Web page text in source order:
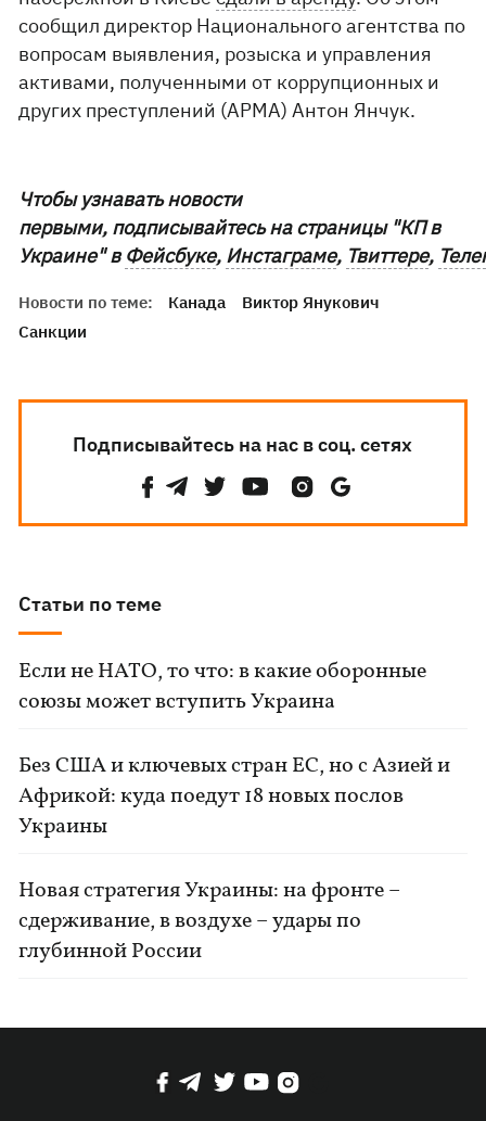
сообщил директор Национального агентства по
вопросам выявления, розыска и управления
активами, полученными от коррупционных и
других преступлений (АРМА) Антон Янчук.
Чтобы узнавать новости
первыми, подписывайтесь на страницы "КП в
Украине" вФейсбуке, Инстаграме, Твиттере,
Новости по теме: Канада
Виктор Янукович
Санкции
Подписывайтесь на нас в соц. сетях
Статьи по теме
Если не НАТО, то что: в какие оборонные
союзы может вступить Украина
Без США и ключевых стран ЕС, но с Азией и
Африкой: куда поедут 18 новых послов
Украины
Новая стратегия Украины: на фронте –
сдерживание, в воздухе – удары по
глубинной России